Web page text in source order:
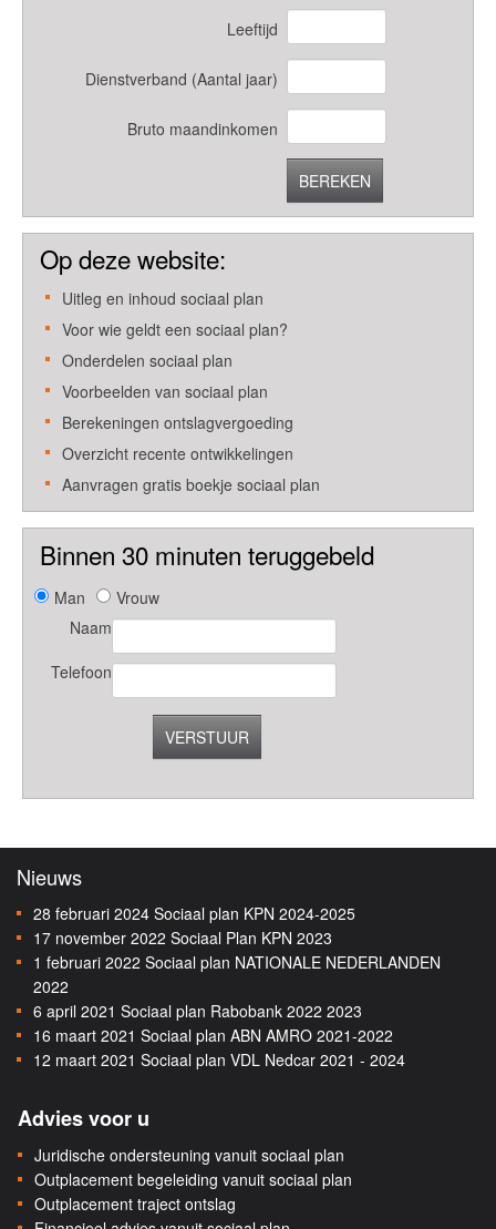
Leeftijd
Dienstverband (Aantal jaar)
Bruto maandinkomen
BEREKEN
Op deze website:
Uitleg en inhoud sociaal plan
Voor wie geldt een sociaal plan?
Onderdelen sociaal plan
Voorbeelden van sociaal plan
Berekeningen ontslagvergoeding
Overzicht recente ontwikkelingen
Aanvragen gratis boekje sociaal plan
Binnen 30 minuten teruggebeld
Man
Vrouw
Naam
Telefoon
VERSTUUR
Nieuws
28 februari 2024 Sociaal plan KPN 2024-2025
17 november 2022 Sociaal Plan KPN 2023
1 februari 2022 Sociaal plan NATIONALE NEDERLANDEN
2022
6 april 2021 Sociaal plan Rabobank 2022 2023
16 maart 2021 Sociaal plan ABN AMRO 2021-2022
12 maart 2021 Sociaal plan VDL Nedcar 2021 - 2024
Advies voor u
Juridische ondersteuning vanuit sociaal plan
Outplacement begeleiding vanuit sociaal plan
Outplacement traject ontslag